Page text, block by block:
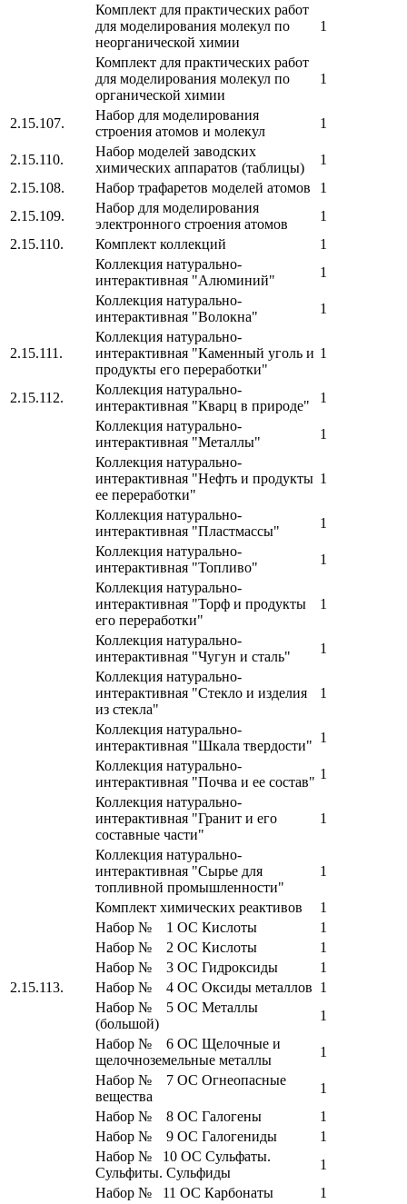
Комплект для практических работ
для моделирования молекул по
неорганической химии
1
Комплект для практических работ
для моделирования молекул по
органической химии
1
2.15.107.
Набор для моделирования
строения атомов и молекул
1
2.15.110.
Набор моделей заводских
химических аппаратов (таблицы)
1
2.15.108.
Набор трафаретов моделей атомов
1
2.15.109.
Набор для моделирования
электронного строения атомов
1
2.15.110.
Комплект коллекций
1
Коллекция натурально-
интерактивная "Алюминий"
1
Коллекция натурально-
интерактивная "Волокна"
1
2.15.111.
Коллекция натурально-
интерактивная "Каменный уголь и
продукты его переработки"
1
2.15.112.
Коллекция натурально-
интерактивная "Кварц в природе"
1
Коллекция натурально-
интерактивная "Металлы"
1
Коллекция натурально-
интерактивная "Нефть и продукты
ее переработки"
1
Коллекция натурально-
интерактивная "Пластмассы"
1
Коллекция натурально-
интерактивная "Топливо"
1
Коллекция натурально-
интерактивная "Торф и продукты
его переработки"
1
Коллекция натурально-
интерактивная "Чугун и сталь"
1
Коллекция натурально-
интерактивная "Стекло и изделия
из стекла"
1
Коллекция натурально-
интерактивная "Шкала твердости"
1
Коллекция натурально-
интерактивная "Почва и ее состав"
1
Коллекция натурально-
интерактивная "Гранит и его
составные части"
1
Коллекция натурально-
интерактивная "Сырье для
топливной промышленности"
1
Комплект химических реактивов
1
Набор № 1 ОС Кислоты
1
Набор № 2 ОС Кислоты
1
Набор № 3 ОС Гидроксиды
1
2.15.113.
Набор № 4 ОС Оксиды металлов 1
Набор № 5 ОС Металлы
(большой)
1
Набор № 6 ОС Щелочные и
щелочноземельные металлы
1
Набор № 7 ОС Огнеопасные
вещества
1
Набор № 8 ОС Галогены
1
Набор № 9 ОС Галогениды
1
Набор № 10 ОС Сульфаты.
Сульфиты. Сульфиды
1
Набор № 11 ОС Карбонаты
1